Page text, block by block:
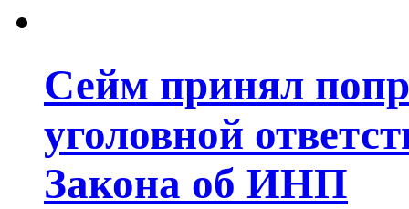
Сейм принял
уголовной
Закона об ИНП